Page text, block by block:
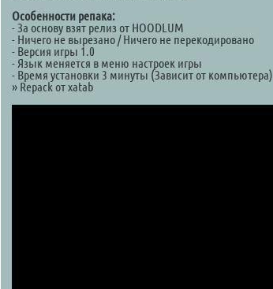
Особенности репака:
- За основу взят релиз от HOODLUM
- Ничего не вырезано / Ничего не перекодировано
- Версия игры 1.0
- Язык меняется в меню настроек игры
- Время установки 3 минуты (Зависит от компьютера)
» Repack от xatab